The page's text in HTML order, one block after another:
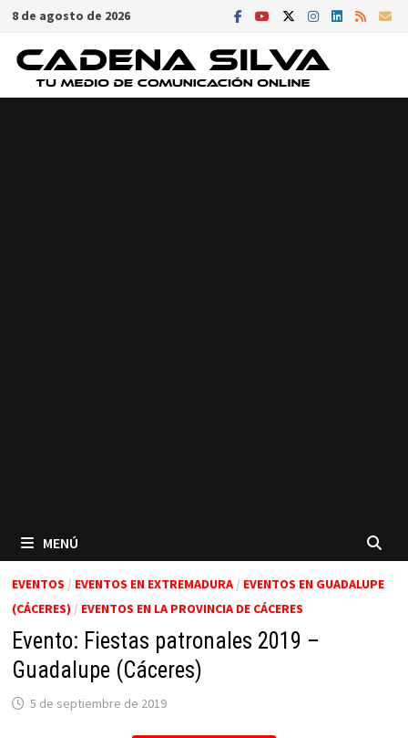
Saltar
contenido
8 de agosto de 2026
MENÚ
EVENTOS / EVENTOS EN EXTREMADURA/ EVENTOS EN GUADALUPE
(CÁCERES) / EVENTOS EN LA PROVINCIA DE CÁCERES
Evento: Fiestas patronales 2019 –
Guadalupe (Cáceres)
5 de septiembre de 2019